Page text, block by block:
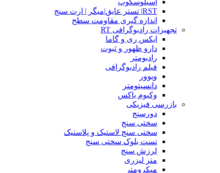
RST| تستر عایق|میگر | ارت سنج
اندازه گیری مقاومت سطح
تجهیزات رادیوگرافی RT
ایکس ری و گاما
دارو ظهور و ثبوت
رادیومتر
فیلم رادیوگرافی
ویوور
دانسیتومتر
وکیوم باکس
بازرسی فیزیکی
دورسنج
سختی سنج
سختی سنج لاستیک و پلاستیک
تست بلوک سختی سنج
لرزش سنج
متر لیزری
میکرومتر